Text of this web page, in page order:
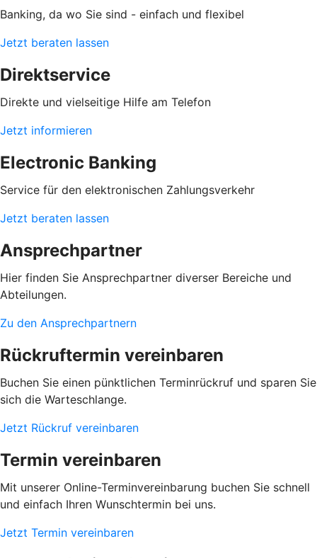
Banking, da wo Sie sind - einfach und flexibel
Jetzt beraten lassen
Direktservice
Direkte und vielseitige Hilfe am Telefon
Jetzt informieren
Electronic Banking
Service für den elektronischen Zahlungsverkehr
Jetzt beraten lassen
Ansprechpartner
Hier finden Sie Ansprechpartner diverser Bereiche und
Abteilungen.
Zu den Ansprechpartnern
Rückruftermin vereinbaren
Buchen Sie einen pünktlichen Terminrückruf und sparen Sie
sich die Warteschlange.
Jetzt Rückruf vereinbaren
Termin vereinbaren
Mit unserer Online-Terminvereinbarung buchen Sie schnell
und einfach Ihren Wunschtermin bei uns.
Jetzt Termin vereinbaren